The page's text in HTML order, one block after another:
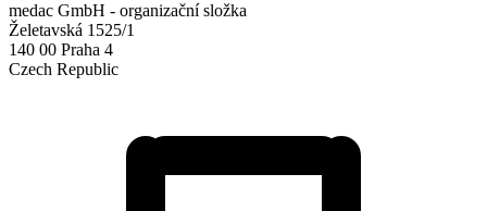
medac GmbH - organizační složka
Želetavská 1525/1
140 00 Praha 4
Czech Republic